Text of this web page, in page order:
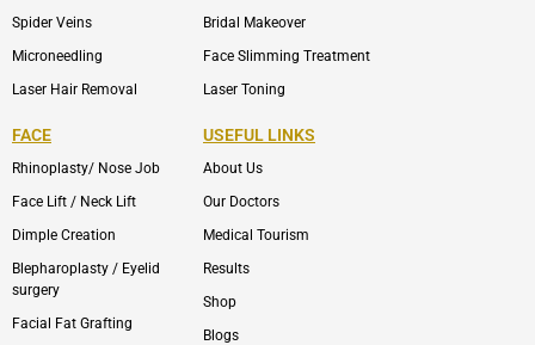
Spider Veins
Microneedling
Laser Hair Removal
Bridal Makeover
Face Slimming Treatment
Laser Toning
FACE
Rhinoplasty/ Nose Job
Face Lift / Neck Lift
Dimple Creation
Blepharoplasty / Eyelid
surgery
Facial Fat Grafting
USEFUL LINKS
About Us
Our Doctors
Medical Tourism
Results
Shop
Blogs